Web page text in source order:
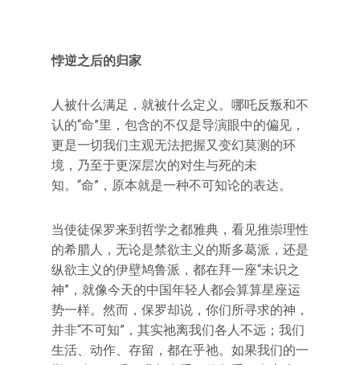
悖逆之后的归家
人被什么满足，就被什么定义。哪吒反叛和不
认的“命”里，包含的不仅是导演眼中的偏见，
更是一切我们主观无法把握又变幻莫测的环
境，乃至于更深层次的对生与死的未
知。“命”，原本就是一种不可知论的表达。
当使徒保罗来到哲学之都雅典，看见推崇理性
的希腊人，无论是禁欲主义的斯多葛派，还是
纵欲主义的伊壁鸠鲁派，都在拜一座“未识之
神”，就像今天的中国年轻人都会算算星座运
势一样。然而，保罗却说，你们所寻求的神，
并非“不可知”，其实祂离我们各人不远；我们
生活、动作、存留，都在乎祂。如果我们的一